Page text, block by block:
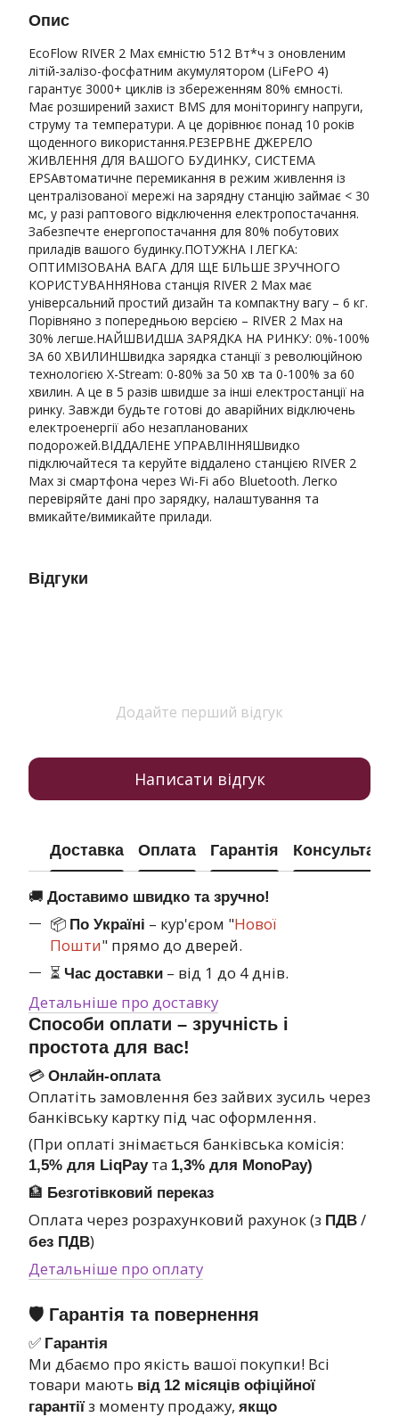
Опис
EcoFlow RIVER 2 Max ємністю 512 Вт*ч з оновленим
літій-залізо-фосфатним акумулятором (LiFePO 4)
гарантує 3000+ циклів із збереженням 80% ємності.
Має розширений захист BMS для моніторингу напруги,
струму та температури. А це дорівнює понад 10 років
щоденного використання.РЕЗЕРВНЕ ДЖЕРЕЛО
ЖИВЛЕННЯ ДЛЯ ВАШОГО БУДИНКУ, СИСТЕМА
EPSАвтоматичне перемикання в режим живлення із
централізованої мережі на зарядну станцію займає < 30
мс, у разі раптового відключення електропостачання.
Забезпечте енергопостачання для 80% побутових
приладів вашого будинку.ПОТУЖНА І ЛЕГКА:
ОПТИМІЗОВАНА ВАГА ДЛЯ ЩЕ БІЛЬШЕ ЗРУЧНОГО
КОРИСТУВАННЯНова станція RIVER 2 Max має
універсальний простий дизайн та компактну вагу – 6 кг.
Порівняно з попередньою версією – RIVER 2 Max на
30% легше.НАЙШВИДША ЗАРЯДКА НА РИНКУ: 0%-100%
ЗА 60 ХВИЛИНШвидка зарядка станції з революційною
технологією X-Stream: 0-80% за 50 хв та 0-100% за 60
хвилин. А це в 5 разів швидше за інші електростанції на
ринку. Завжди будьте готові до аварійних відключень
електроенергії або незапланованих
подорожей.ВІДДАЛЕНЕ УПРАВЛІННЯШвидко
підключайтеся та керуйте віддалено станцією RIVER 2
Max зі смартфона через Wi-Fi або Bluetooth. Легко
перевіряйте дані про зарядку, налаштування та
вмикайте/вимикайте прилади.
Відгуки
Додайте перший відгук
Написати відгук
Доставка Оплата Гарантія Консультація
🚚 Доставимо швидко та зручно!
📦 По Україні – кур'єром "Нової
Пошти" прямо до дверей.
⏳ Час доставки – від 1 до 4 днів.
Детальніше про доставку
Способи оплати – зручність і
простота для вас!
💳 Онлайн-оплата
Оплатіть замовлення без зайвих зусиль через
банківську картку під час оформлення.
(При оплаті знімається банківська комісія:
1,5% для LiqPayта 1,3% для MonoPay)
🏦 Безготівковий переказ
Оплата через розрахунковий рахунок (з ПДВ /
без ПДВ)
Детальніше про оплату
🛡 Гарантія та повернення
✅ Гарантія
Ми дбаємо про якість вашої покупки! Всі
товари мають від 12 місяців офіційної
гарантії з моменту продажу, якщо